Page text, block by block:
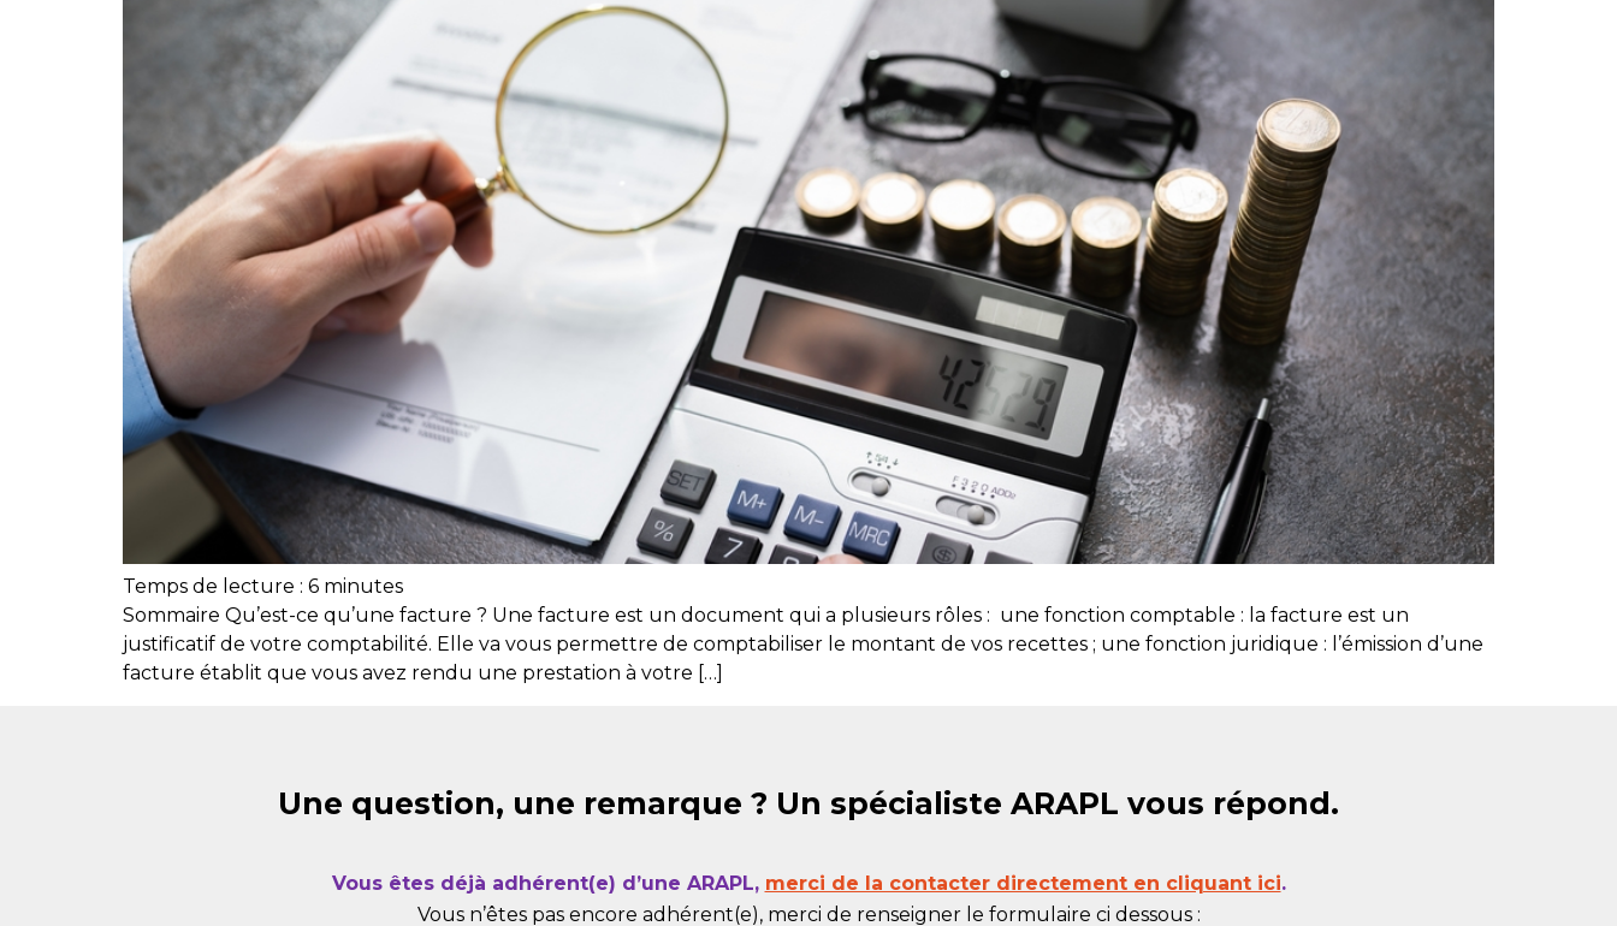
Temps de lecture : 6 minutes
Sommaire Qu’est-ce qu’une facture ? Une facture est un document qui a plusieurs rôles : une fonction comptable : la facture est un
justificatif de votre comptabilité. Elle va vous permettre de comptabiliser le montant de vos recettes ; une fonction juridique : l’émission d’une
facture établit que vous avez rendu une prestation à votre […]
Une question, une remarque ? Un spécialiste ARAPL vous répond.
Vous êtes déjà adhérent(e) d’une ARAPL, merci de la contacter directement en cliquant ici.
Vous n’êtes pas encore adhérent(e), merci de renseigner le formulaire ci dessous :